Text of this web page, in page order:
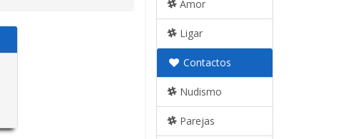
Amor
Ligar
Contactos
Nudismo
Parejas